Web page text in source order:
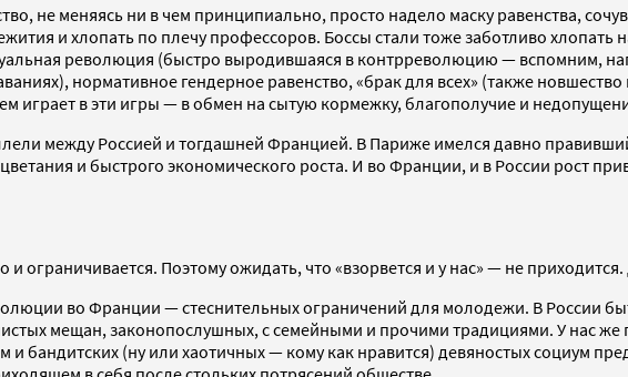
не меняясь ни в чем принципиально, просто надело маску равенства,
и хлопать по плечу профессоров. Боссы стали тоже заботливо хлопать
революция (быстро выродившаяся в контрреволюцию — вспомним,
нормативное гендерное равенство, «брак для всех» (также
играет в эти игры — в обмен на сытую кормежку, благополучие и
между Россией и тогдашней Францией. В Париже имелся давно
и быстрого экономического роста. И во Франции, и в России рост
ограничивается. Поэтому ожидать, что «взорвется и у нас» — не
во Франции — стеснительных ограничений для молодежи. В России
мещан, законопослушных, с семейными и прочими традициями. У нас же
бандитских (ну или хаотичных — кому как нравится) девяностых социум